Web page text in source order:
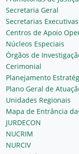
Secretaria Geral
Secretarias Executivas
Centros de Apoio
Núcleos Especiais
Órgãos de
Cerimonial
Planejamento
Plano Geral de
Unidades Regionais
Mapa de Entrância
JURDECON
NUCRIM
NURCIV